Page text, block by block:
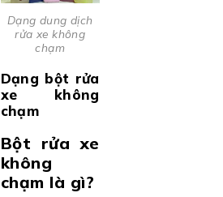
Dạng dung dịch
rửa xe không
chạm
Dạng bột rửa
xe không
chạm
Bột rửa xe
không
chạm là gì?